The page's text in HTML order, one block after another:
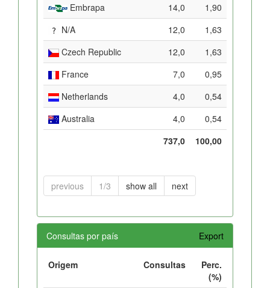
Embrapa
14,0
1,90
N/A
12,0
1,63
Czech Republic
12,0
1,63
France
7,0
0,95
Netherlands
4,0
0,54
Australia
4,0
0,54
737,0
100,00
previous 1/3 show all next
Consultas por país Export
Origem Consultas
Perc.
(%)